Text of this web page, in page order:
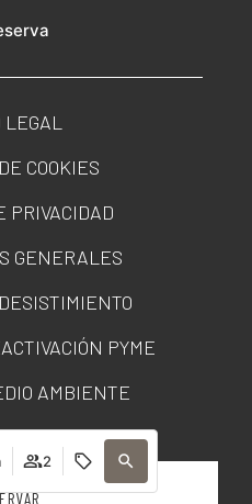
2
COOKIES
PRIVACIDAD
GENERALES
PYME
AMBIENTE